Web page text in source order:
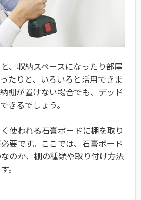
、収納スペースになったり部屋
たりと、いろいろと活用できま
棚が置けない場合でも、デッド
きるでしょう。
使われる石膏ボードに棚を取り
要です。ここでは、石膏ボード
のか、棚の種類や取り付け方法
。